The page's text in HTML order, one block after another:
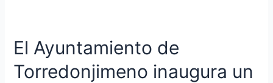
El Ayuntamiento de
Torredonjimeno inaugura un